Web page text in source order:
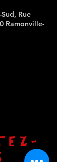
Rue
Ramonville-